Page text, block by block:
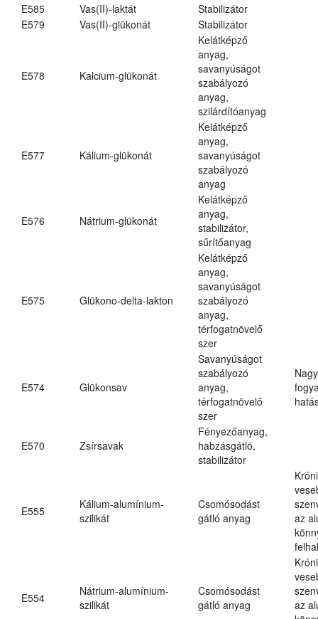
E585 Vas(II)-laktát
Stabilizátor
E579
Vas(II)-glükonát Stabilizátor
E578 Kalcium-glükonát
Kelátképző
anyag,
savanyúságot
szabályozó
anyag,
szilárdítóanyag
E577 Kálium-glükonát
Kelátképző
anyag,
savanyúságot
szabályozó
anyag
E576 Nátrium-glükonát
Kelátképző
anyag,
stabilizátor,
sűrítőanyag
E575 Glükono-delta-lakton
Kelátképző
anyag,
savanyúságot
szabályozó
anyag,
térfogatnövelő
szer
E574 Glükonsav
Savanyúságot
szabályozó
anyag,
térfogatnövelő
szer
E570 Zsírsavak
Fényezőanyag,
habzásgátló,
stabilizátor
E555
Kálium-alumínium-
szilikát
Csomósodást
gátló anyag
az
E554
Nátrium-alumínium-
szilikát
Csomósodást
gátló anyag
az